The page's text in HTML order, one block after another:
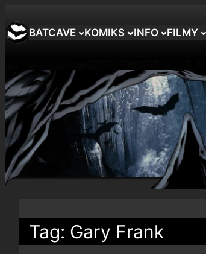
BATCAVE KOMIKS INFO FILMY
Tag: Gary Frank